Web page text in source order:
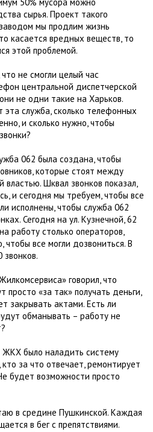
сырья. Проект такого
мы продлим жизнь
касается вредных веществ, то
этой проблемой.
не смогли целый час
центральной диспетчерской
не одни такие на Харьков.
эта служба, сколько телефонных
и сколько нужно, чтобы
062 была создана, чтобы
которые стоят между
властью. Шквал звонков показал,
и сегодня мы требуем, чтобы все
исполнены, чтобы служба 062
Сегодня на ул. Кузнечной, 62
работу столько операторов,
все могли дозвониться. В
звонков.
говорил, что
«за так» получать деньги,
закрывать актами. Есть ли
обманывать – работу не
было наладить систему
кто за что отвечает, ремонтирует
будет возможности просто
в средине Пушкинской. Каждая
в бег с препятствиями.